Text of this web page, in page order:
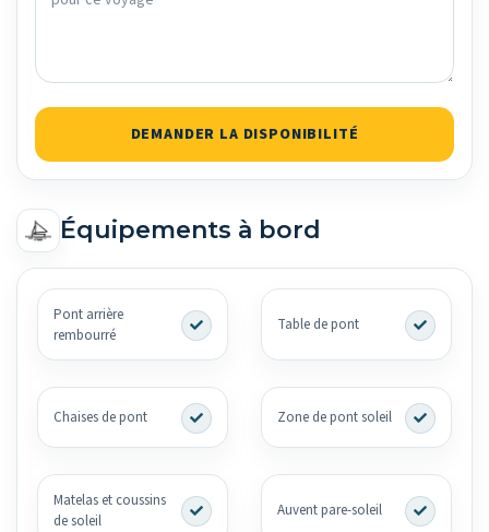
DEMANDER LA DISPONIBILITÉ
Équipements à bord
Pont arrière
rembourré
Table de pont
Chaises de pont Zone de pont soleil
Matelas et coussins
de soleil
Auvent pare-soleil